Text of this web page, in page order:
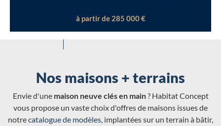
à partir de 285 000 €
Nos maisons + terrains
Envie d'une maison neuve clés en main? Habitat Concept
vous propose un vaste choix d'offres de maisons issues de
notrecatalogue de modèles, implantées sur un terrain à bâtir,